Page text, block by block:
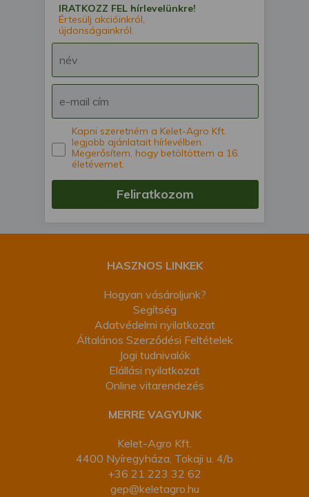
IRATKOZZ FEL hírlevelünkre!
Értesülj akcióinkról,
újdonságainkról.
Kapni szeretném a Kelet-Agro Kft.
legjobb ajánlatait hírlevélben.
Megerősítem, hogy betöltöttem a 16.
életévemet.
Feliratkozom
HASZNOS LINKEK
Hogyan vásároljunk?
Segítség
Adatvédelmi nyilatkozat
Általános Szerződési Feltételek
Jogi tudnivalók
Elállási nyilatkozat
Online vitarendezés
MERRE VAGYUNK
Kelet-Agro Kft.
4400 Nyíregyháza, Tokaji u. 4/b
+36 21 223 32 62
gep@keletagro.hu